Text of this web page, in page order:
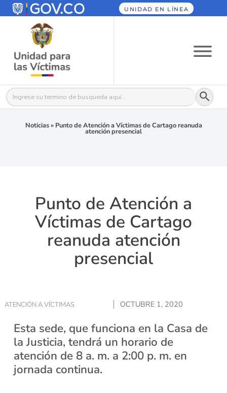
UNIDAD EN LÍNEA
Buscar: Botón
Noticias» Punto de Atención a Víctimas de Cartago reanuda
atención presencial
Punto de Atención a
Víctimas de Cartago
reanuda atención
presencial
ATENCIÓN A VÍCTIMAS OCTUBRE 1, 2020
Esta sede, que funciona en la Casa de
la Justicia, tendrá un horario de
atención de 8 a. m. a 2:00 p. m. en
jornada continua.